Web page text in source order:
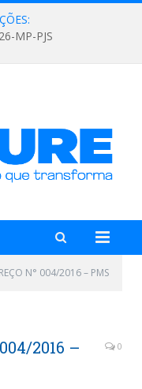
MP-PJS
N° 004/2016 – PMS
2016 –
0